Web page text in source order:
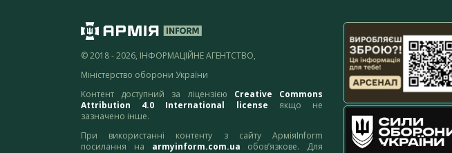
© 2018 - 2026, ІНФОРМАЦІЙНЕ АГЕНТСТВО,
Міністерство оборони України
Контент доступний за ліцензією Creative Commons
Attribution 4.0 International license якщо не
зазначено інше.
При використанні контенту з сайту АрміяInform
посилання на armyinform.com.ua обов’язкове. Для